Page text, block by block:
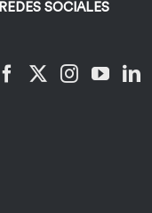
REDES SOCIALES